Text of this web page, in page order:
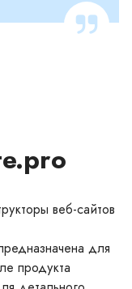
веб-сайтов
для
продукта